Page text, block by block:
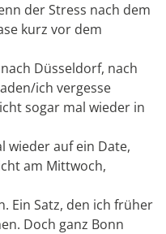
der Stress nach dem
kurz vor dem
Düsseldorf, nach
ich vergesse
sogar mal wieder in
wieder auf ein Date,
am Mittwoch,
Ein Satz, den ich früher
Doch ganz Bonn